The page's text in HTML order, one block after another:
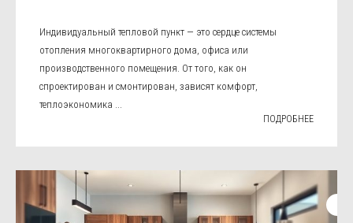
Индивидуальный тепловой пункт — это сердце системы
отопления многоквартирного дома, офиса или
производственного помещения. От того, как он
спроектирован и смонтирован, зависят комфорт,
теплоэкономика ...
ПОДРОБНЕЕ